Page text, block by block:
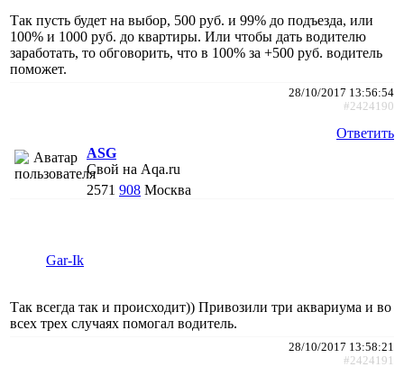
Так пусть будет на выбор, 500 руб. и 99% до подъезда, или
100% и 1000 руб. до квартиры. Или чтобы дать водителю
заработать, то обговорить, что в 100% за +500 руб. водитель
поможет.
28/10/2017 13:56:54
#2424190
Ответить
АSG
Свой на Aqa.ru
2571 908 Москва
Gar-Ik
Так всегда так и происходит)) Привозили три аквариума и во
всех трех случаях помогал водитель.
28/10/2017 13:58:21
#2424191